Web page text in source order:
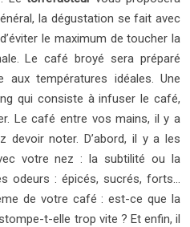
la dégustation se fait avec
le maximum de toucher la
Le café broyé sera préparé
aux températures idéales. Une
qui consiste à infuser le café,
Le café entre vos mains, il y a
devoir noter. D’abord, il y a les
votre nez : la subtilité ou la
odeurs : épicés, sucrés, forts…
de votre café : est-ce que la
t-elle trop vite ? Et enfin, il